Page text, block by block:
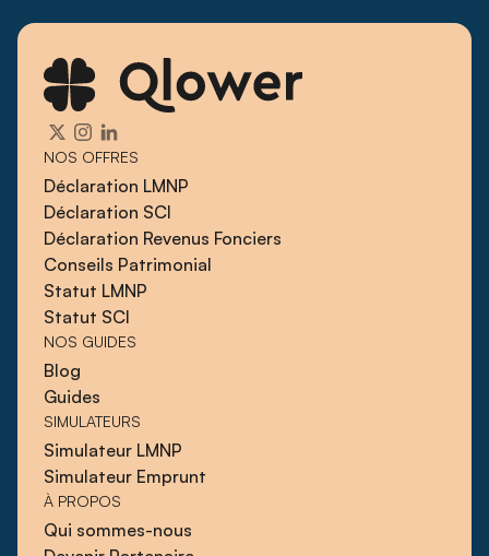
NOS OFFRES
Déclaration LMNP
Déclaration SCI
Déclaration Revenus Fonciers
Conseils Patrimonial
Statut LMNP
Statut SCI
NOS GUIDES
Blog
Guides
SIMULATEURS
Simulateur LMNP
Simulateur Emprunt
À PROPOS
Qui sommes-nous